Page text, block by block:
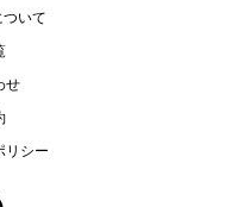
ついて
せ
リシー